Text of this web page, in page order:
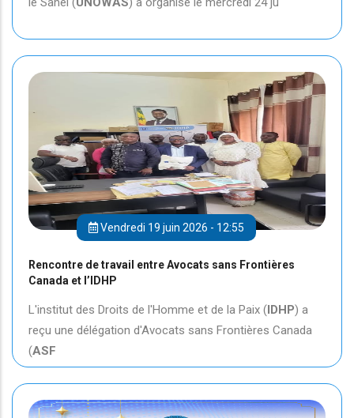
Vendredi 19 juin 2026 - 12:55
Rencontre de travail entre Avocats sans Frontières
Canada et l’IDHP
L'institut des Droits de l'Homme et de la Paix (IDHP) a
reçu une délégation d'Avocats sans Frontières Canada
(ASF